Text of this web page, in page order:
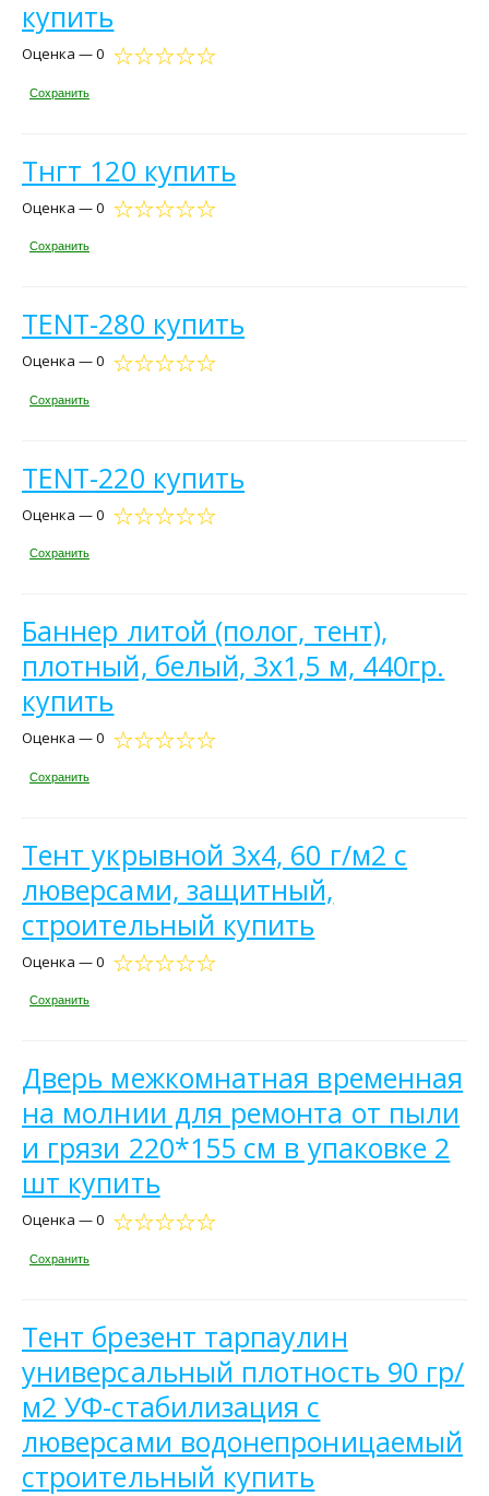
купить
Оценка — 0
Сохранить
Тнгт 120 купить
Оценка — 0
Сохранить
TENT-280 купить
Оценка — 0
Сохранить
TENT-220 купить
Оценка — 0
Сохранить
Баннер литой (полог, тент),
плотный, белый, 3х1,5 м, 440гр.
купить
Оценка — 0
Сохранить
Тент укрывной 3х4, 60 г/м2 с
люверсами, защитный,
строительный купить
Оценка — 0
Сохранить
Дверь межкомнатная временная
на молнии для ремонта от пыли
и грязи 220*155 см в упаковке 2
шт купить
Оценка — 0
Сохранить
Тент брезент тарпаулин
универсальный плотность 90 гр/
м2 УФ-стабилизация с
люверсами водонепроницаемый
строительный купить